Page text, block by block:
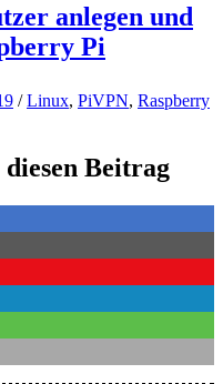
anlegen und
Pi
/ Linux, PiVPN, Raspberry
Beitrag